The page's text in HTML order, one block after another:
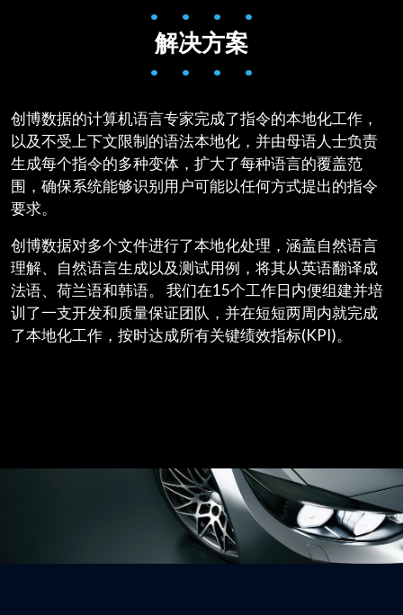
• • • •
解决方案
• • • •
创博数据的计算机语言专家完成了指令的本地化工作，
以及不受上下文限制的语法本地化，并由母语人士负责
生成每个指令的多种变体，扩大了每种语言的覆盖范
围，确保系统能够识别用户可能以任何方式提出的指令
要求。
创博数据对多个文件进行了本地化处理，涵盖自然语言
理解、自然语言生成以及测试用例，将其从英语翻译成
法语、荷兰语和韩语。 我们在15个工作日内便组建并培
训了一支开发和质量保证团队，并在短短两周内就完成
了本地化工作，按时达成所有关键绩效指标(KPI)。